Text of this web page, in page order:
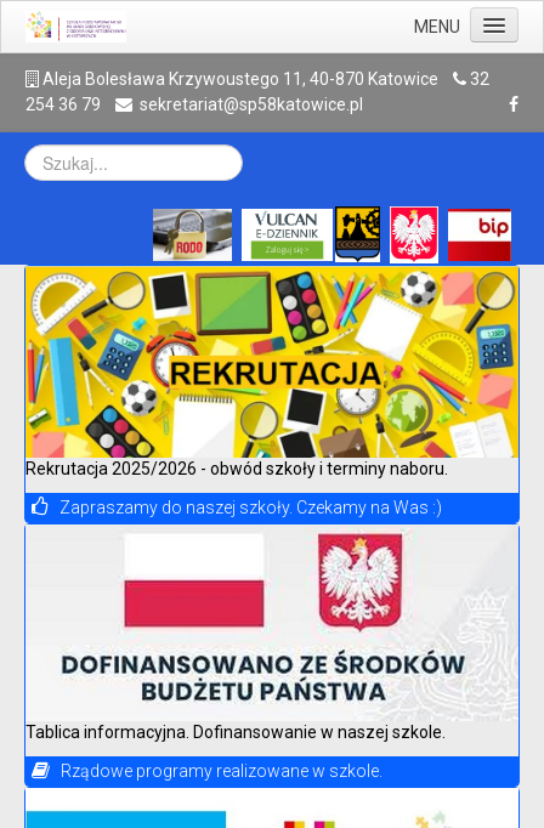
MENU
Aktualności
Rodzic
Kontakt
Archiwum
A leja Bolesława Krzywoustego 11, 40-870 Katowice
32
254 36 79
sekretariat@sp58katowice.pl
Rekrutacja 2025/2026 - obwód szkoły i terminy naboru.
Zapraszamy do naszej szkoły. Czekamy na Was :)
Tablica informacyjna. Dofinansowanie w naszej szkole.
Rządowe programy realizowane w szkole.